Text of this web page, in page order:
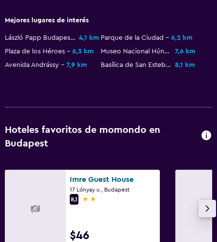
Sistema de entretenimiento
TV de pantalla plana
TV por cable o vía satélite
Aire libre
Área de picnic
Estacionamiento y transporte
Estacionamiento privado
Mejores lugares de interés
László Papp Budapest Sports Arena 4,1 km Parque de la Ciudad
6,2 km
Plaza de los Héroes
6,3 km Museo Nacional Húngaro
7,6 km
Avenida Andrássy
7,9 km Basílica de San Esteban 8,1 km
Hoteles favoritos de momondo en
Budapest
Imre Guest House
17 Lónyay u., Budapest
8,1
2 estrellas
$46